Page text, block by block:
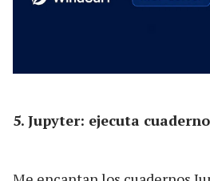
5. Jupyter: ejecuta